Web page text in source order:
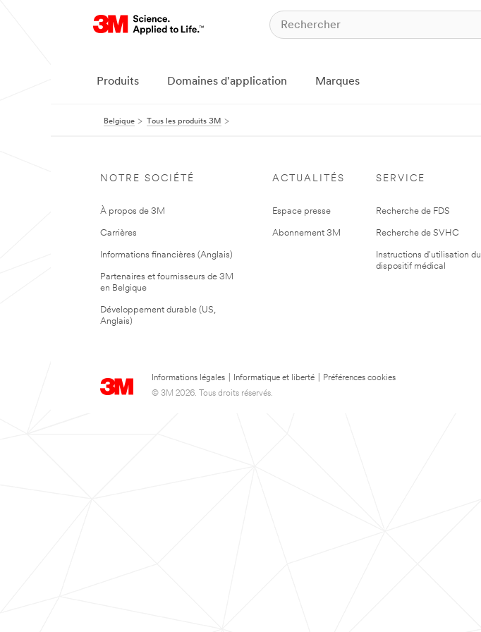
Produits Domaines d'application Marques
Belgique Tous les produits 3M
NOTRE SOCIÉTÉ
À propos de 3M
Carrières
Informations financières (Anglais)
Partenaires et fournisseurs de 3M
en Belgique
Développement durable (US,
Anglais)
ACTUALITÉS
Espace presse
Abonnement 3M
SERVICE
Recherche de FDS
Recherche de SVHC
Instructions d'utilisation du
dispositif médical
Informations légales Informatique et liberté
Préférences cookies
© 3M 2026. Tous droits réservés.